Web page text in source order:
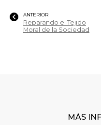
ANTERIOR
Reparando el Tejido
Moral de la Sociedad
MÁS